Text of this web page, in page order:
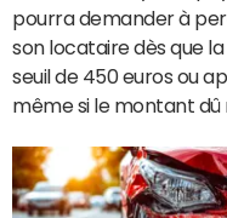
pourra demander à
son locataire dès que
seuil de 450 euros ou
même si le montant dû